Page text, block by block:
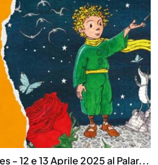
- 12 e 13 Aprile 2025 al Palar...